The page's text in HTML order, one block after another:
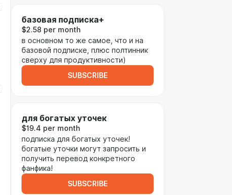
базовая подписка+
$2.58 per month
в основном то же самое, что и на
базовой подписке, плюс полтинник
сверху для продуктивности)
SUBSCRIBE
для богатых уточек
$19.4 per month
подписка для богатых уточек!
богатые уточки могут запросить и
получить перевод конкретного
фанфика!
SUBSCRIBE